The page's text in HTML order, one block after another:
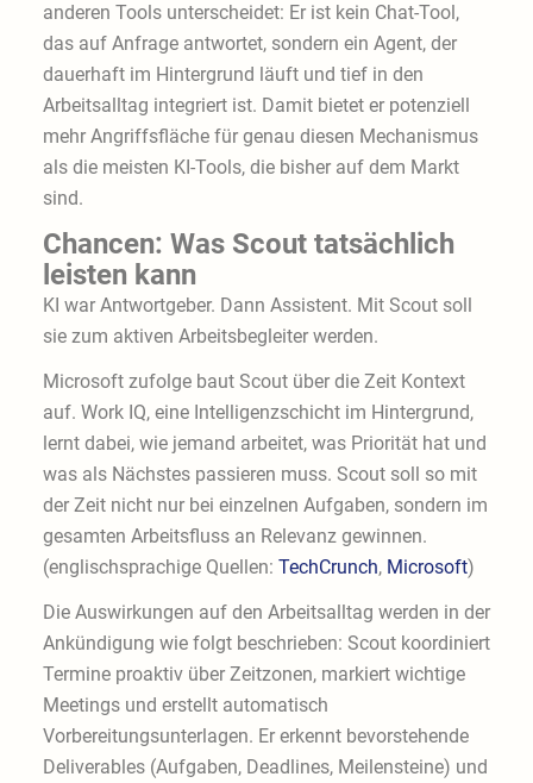
anderen Tools unterscheidet: Er ist kein Chat-Tool,
das auf Anfrage antwortet, sondern ein Agent, der
dauerhaft im Hintergrund läuft und tief in den
Arbeitsalltag integriert ist. Damit bietet er potenziell
mehr Angriffsfläche für genau diesen Mechanismus
als die meisten KI-Tools, die bisher auf dem Markt
sind.
Chancen: Was Scout tatsächlich
leisten kann
KI war Antwortgeber. Dann Assistent. Mit Scout soll
sie zum aktiven Arbeitsbegleiter werden.
Microsoft zufolge baut Scout über die Zeit Kontext
auf. Work IQ, eine Intelligenzschicht im Hintergrund,
lernt dabei, wie jemand arbeitet, was Priorität hat und
was als Nächstes passieren muss. Scout soll so mit
der Zeit nicht nur bei einzelnen Aufgaben, sondern im
gesamten Arbeitsfluss an Relevanz gewinnen.
(englischsprachige Quellen: TechCrunch, Microsoft)
Die Auswirkungen auf den Arbeitsalltag werden in der
Ankündigung wie folgt beschrieben: Scout koordiniert
Termine proaktiv über Zeitzonen, markiert wichtige
Meetings und erstellt automatisch
Vorbereitungsunterlagen. Er erkennt bevorstehende
Deliverables (Aufgaben, Deadlines, Meilensteine) und